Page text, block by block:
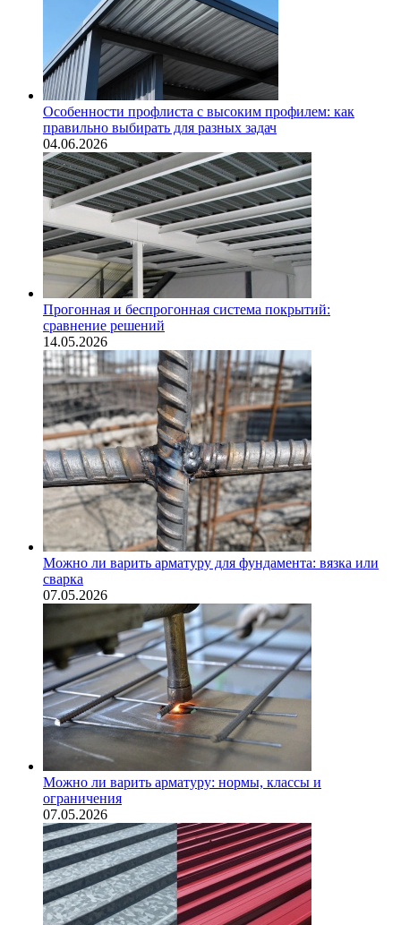
Особенности профлиста с высоким профилем: как
правильно выбирать для разных задач
04.06.2026
Прогонная и беспрогонная система покрытий:
сравнение решений
14.05.2026
Можно ли варить арматуру для фундамента: вязка или
сварка
07.05.2026
Можно ли варить арматуру: нормы, классы и
ограничения
07.05.2026